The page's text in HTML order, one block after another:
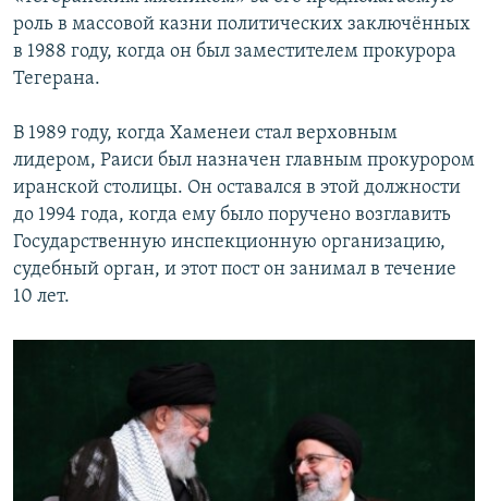
роль в массовой казни политических заключённых
в 1988 году, когда он был заместителем прокурора
Тегерана.
В 1989 году, когда Хаменеи стал верховным
лидером, Раиси был назначен главным прокурором
иранской столицы. Он оставался в этой должности
до 1994 года, когда ему было поручено возглавить
Государственную инспекционную организацию,
судебный орган, и этот пост он занимал в течение
10 лет.